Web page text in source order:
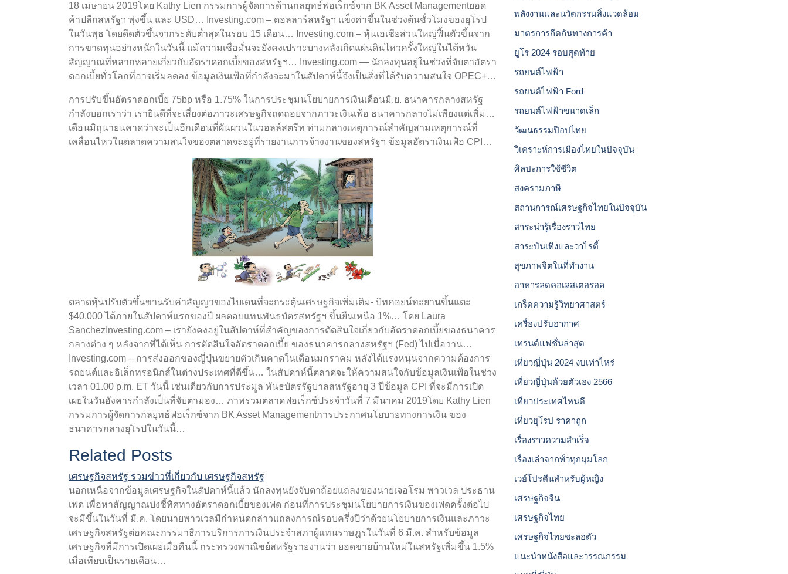
18 เมษายน 2019โดย Kathy Lien กรรมการผู้จัดการด้านกลยุทธ์ฟอเร็กซ์จาก BK Asset Managementยอด
ค้าปลีกสหรัฐฯ พุ่งขึ้น และ USD… Investing.com – ดอลลาร์สหรัฐฯ แข็งค่าขึ้นในช่วงต้นชั่วโมงของยุโรป
ในวันพุธ โดยดีดตัวขึ้นจากระดับต่ำสุดในรอบ 15 เดือน… Investing.com – หุ้นเอเชียส่วนใหญ่ฟื้นตัวขึ้นจาก
การขาดทุนอย่างหนักในวันนี้ แม้ความเชื่อมั่นจะยังคงเปราะบางหลังเกิดแผ่นดินไหวครั้งใหญ่ในไต้หวัน
สัญญาณที่หลากหลายเกี่ยวกับอัตราดอกเบี้ยของสหรัฐฯ… Investing.com — นักลงทุนอยู่ในช่วงที่จับตาอัตรา
ดอกเบี้ยทั่วโลกที่อาจเริ่มลดลง ข้อมูลเงินเฟ้อที่กำลังจะมาในสัปดาห์นี้จึงเป็นสิ่งที่ได้รับความสนใจ OPEC+…
การปรับขึ้นอัตราดอกเบี้ย 75bp หรือ 1.75% ในการประชุมนโยบายการเงินเดือนมิ.ย. ธนาคารกลางสหรัฐ
กำลังบอกเราว่า เรายินดีที่จะเสี่ยงต่อภาวะเศรษฐกิจถดถอยจากภาวะเงินเฟ้อ ธนาคารกลางไม่เพียงแต่เพิ่ม…
เดือนมิถุนายนคาดว่าจะเป็นอีกเดือนที่ผันผวนในวอลล์สตรีท ท่ามกลางเหตุการณ์สำคัญสามเหตุการณ์ที่
เคลื่อนไหวในตลาดความสนใจของตลาดจะอยู่ที่รายงานการจ้างงานของสหรัฐฯ ข้อมูลอัตราเงินเฟ้อ CPI…
ตลาดหุ้นปรับตัวขึ้นขานรับคำสัญญาของไบเดนที่จะกระตุ้นเศรษฐกิจเพิ่มเติม- บิทคอยน์ทะยานขึ้นแตะ
$40,000 ได้ภายในสัปดาห์แรกของปี ผลตอบแทนพันธบัตรสหรัฐฯ ขึ้นยืนเหนือ 1%… โดย Laura
SanchezInvesting.com – เรายังคงอยู่ในสัปดาห์ที่สำคัญของการตัดสินใจเกี่ยวกับอัตราดอกเบี้ยของธนาคาร
กลางต่าง ๆ หลังจากที่ได้เห็น การตัดสินใจอัตราดอกเบี้ย ของธนาคารกลางสหรัฐฯ (Fed) ไปเมื่อวาน…
Investing.com – การส่งออกของญี่ปุ่นขยายตัวเกินคาดในเดือนมกราคม หลังได้แรงหนุนจากความต้องการ
รถยนต์และอิเล็กทรอนิกส์ในต่างประเทศที่ดีขึ้น… ในสัปดาห์นี้ตลาดจะให้ความสนใจกับข้อมูลเงินเฟ้อในช่วง
เวลา 01.00 p.m. ET วันนี้ เช่นเดียวกับการประมูล พันธบัตรรัฐบาลสหรัฐอายุ 3 ปีข้อมูล CPI ที่จะมีการเปิด
เผยในวันอังคารกำลังเป็นที่จับตามอง… ภาพรวมตลาดฟอเร็กซ์ประจำวันที่ 7 มีนาคม 2019โดย Kathy Lien
กรรมการผู้จัดการกลยุทธ์ฟอเร็กซ์จาก BK Asset Managementการประกาศนโยบายทางการเงิน ของ
ธนาคารกลางยุโรปในวันนี้…
Related Posts
เศรษฐกิจสหรัฐ รวมข่าวที่เกี่ยวกับ เศรษฐกิจสหรัฐ
นอกเหนือจากข้อมูลเศรษฐกิจในสัปดาห์นี้แล้ว นักลงทุนยังจับตาถ้อยแถลงของนายเจอโรม พาวเวล ประธาน
เฟด เพื่อหาสัญญาณบ่งชี้ทิศทางอัตราดอกเบี้ยของเฟด ก่อนที่การประชุมนโยบายการเงินของเฟดครั้งต่อไป
จะมีขึ้นในวันที่ มี.ค. โดยนายพาวเวลมีกำหนดกล่าวแถลงการณ์รอบครึ่งปีว่าด้วยนโยบายการเงินและภาวะ
เศรษฐกิจสหรัฐต่อคณะกรรมาธิการบริการการเงินประจำสภาผู้แทนราษฎรในวันที่ 6 มี.ค. สำหรับข้อมูล
เศรษฐกิจที่มีการเปิดเผยเมื่อคืนนี้ กระทรวงพาณิชย์สหรัฐรายงานว่า ยอดขายบ้านใหม่ในสหรัฐเพิ่มขึ้น 1.5%
เมื่อเทียบเป็นรายเดือน…
พลังงานและนวัตกรรมสิ่งแวดล้อม
มาตรการกีดกันทางการค้า
ยูโร 2024 รอบสุดท้าย
รถยนต์ไฟฟ้า
รถยนต์ไฟฟ้า Ford
รถยนต์ไฟฟ้าขนาดเล็ก
วัฒนธรรมป๊อปไทย
วิเคราะห์การเมืองไทยในปัจจุบัน
ศิลปะการใช้ชีวิต
สงครามภาษี
สถานการณ์เศรษฐกิจไทยในปัจจุบัน
สาระน่ารู้เรื่องราวไทย
สาระบันเทิงและวาไรตี้
สุขภาพจิตในที่ทำงาน
อาหารลดคอเลสเตอรอล
เกร็ดความรู้วิทยาศาสตร์
เครื่องปรับอากาศ
เทรนด์แฟชั่นล่าสุด
เที่ยวญี่ปุ่น 2024 งบเท่าไหร่
เที่ยวญี่ปุ่นด้วยตัวเอง 2566
เที่ยวประเทศไหนดี
เที่ยวยุโรป ราคาถูก
เรื่องราวความสำเร็จ
เรื่องเล่าจากทั่วทุกมุมโลก
เวย์โปรตีนสำหรับผู้หญิง
เศรษฐกิจจีน
เศรษฐกิจไทย
เศรษฐกิจไทยชะลอตัว
แนะนำหนังสือและวรรณกรรม